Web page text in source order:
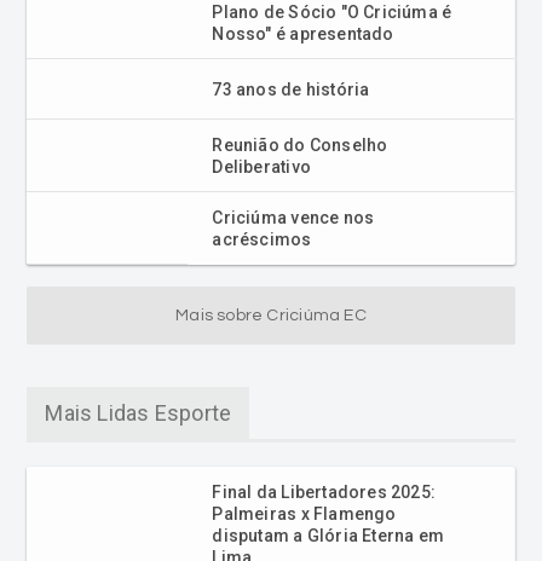
Plano de Sócio "O Criciúma é
Nosso" é apresentado
73 anos de história
Reunião do Conselho
Deliberativo
Criciúma vence nos
acréscimos
Mais sobre Criciúma EC
Mais Lidas Esporte
Final da Libertadores 2025:
Palmeiras x Flamengo
disputam a Glória Eterna em